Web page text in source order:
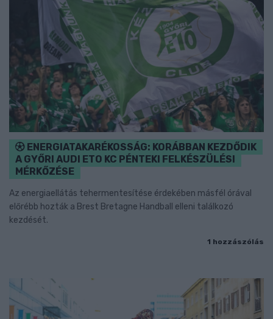
ENERGIATAKARÉKOSSÁG: KORÁBBAN KEZDŐDIK
A GYŐRI AUDI ETO KC PÉNTEKI FELKÉSZÜLÉSI
MÉRKŐZÉSE
Az energiaellátás tehermentesítése érdekében másfél órával
előrébb hozták a Brest Bretagne Handball elleni találkozó
kezdését.
1 hozzászólás